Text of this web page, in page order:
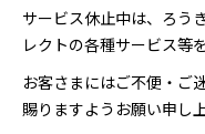
サービス休止中は、ろう
レクトの各種サービス等
お客さまにはご不便・ご
賜りますようお願い申し